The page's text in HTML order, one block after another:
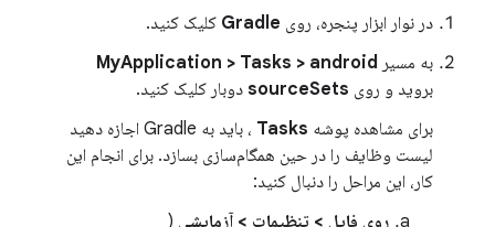
در نوار ابزار پنجره، روی Gradle کلیک کنید.
به مسیر MyApplication > Tasks > android
بروید و روی sourceSets دوبار کلیک کنید.
برای مشاهده پوشه Tasks
، باید به Gradle اجازه دهید
لیست وظایف را در حین همگام‌سازی بسازد. برای انجام این
کار، این مراحل را دنبال کنید:
روی فایل > تنظیمات > آزمایشی (